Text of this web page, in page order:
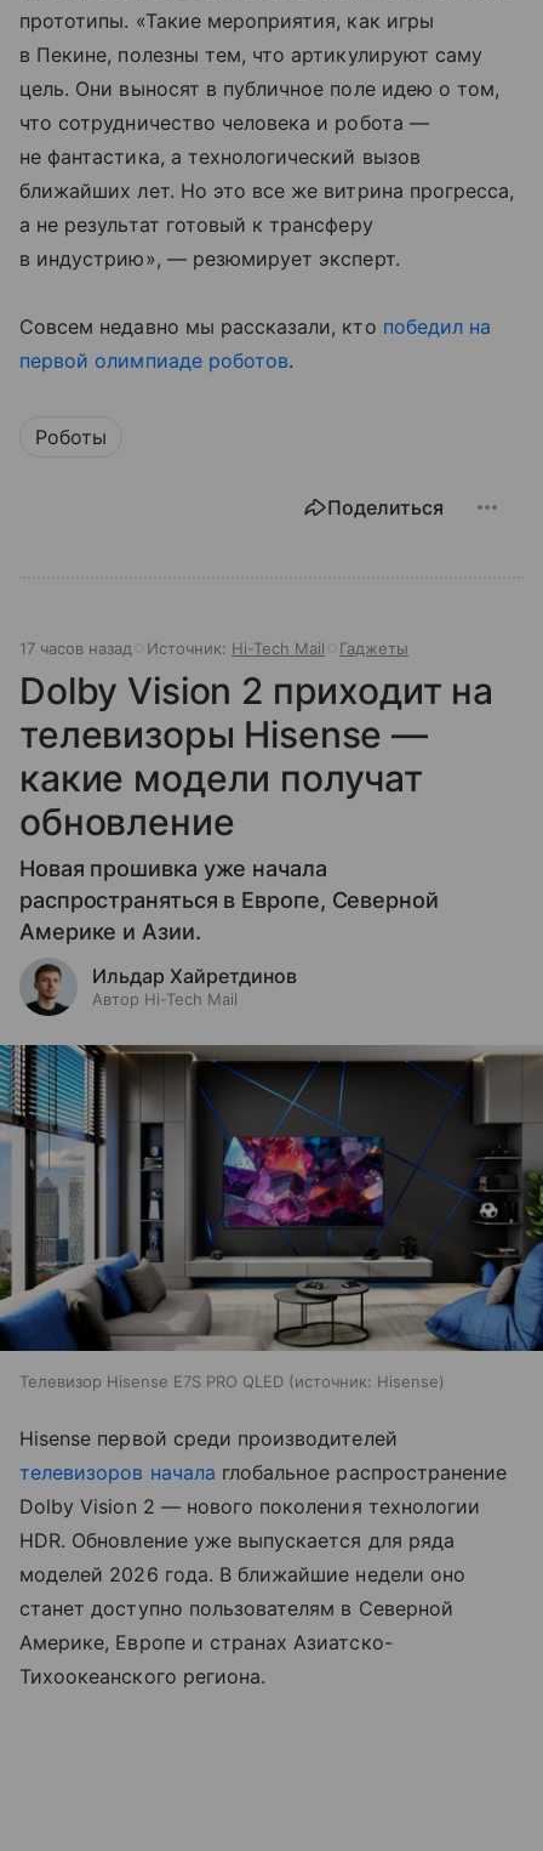
прототипы. «Такие мероприятия, как игры
в Пекине, полезны тем, что артикулируют саму
цель. Они выносят в публичное поле идею о том,
что сотрудничество человека и робота —
не фантастика, а технологический вызов
ближайших лет. Но это все же витрина прогресса,
а не результат готовый к трансферу
в индустрию», — резюмирует эксперт.
Совсем недавно мы рассказали, кто победил на
первой олимпиаде роботов.
Роботы
Поделиться
17 часов назад Источник: Hi-Tech Mail Гаджеты
Dolby Vision 2 приходит на
телевизоры Hisense —
какие модели получат
обновление
Новая прошивка уже начала
распространяться в Европе, Северной
Америке и Азии.
Ильдар Хайретдинов
Автор Hi-Tech Mail
Телевизор Hisense E7S PRO QLED источник: Hisense
Hisense первой среди производителей
телевизоров начала глобальное распространение
Dolby Vision 2 — нового поколения технологии
HDR. Обновление уже выпускается для ряда
моделей 2026 года. В ближайшие недели оно
станет доступно пользователям в Северной
Америке, Европе и странах Азиатско-
Тихоокеанского региона.